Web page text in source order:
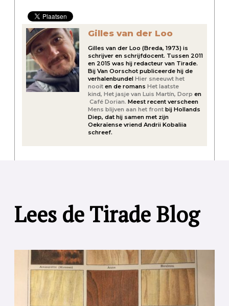
Gilles van der Loo
Gilles van der Loo (Breda, 1973) is
schrijver en schrijfdocent. Tussen 2011
en 2015 was hij redacteur van Tirade.
Bij Van Oorschot publiceerde hij de
verhalenbundelHier sneeuwt het
nooit en de romansHet laatste
kind, Het jasje van Luis Martín, Dorp en
Café Dorian. Meest recent verscheen
Mens blijven aan het front bij Hollands
Diep, dat hij samen met zijn
Oekraïense vriend Andrii Kobaliia
schreef.
Lees de Tirade Blog